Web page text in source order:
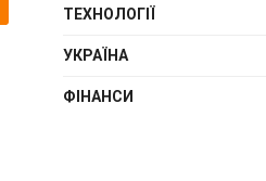
ТЕХНОЛОГІЇ
УКРАЇНА
ФІНАНСИ